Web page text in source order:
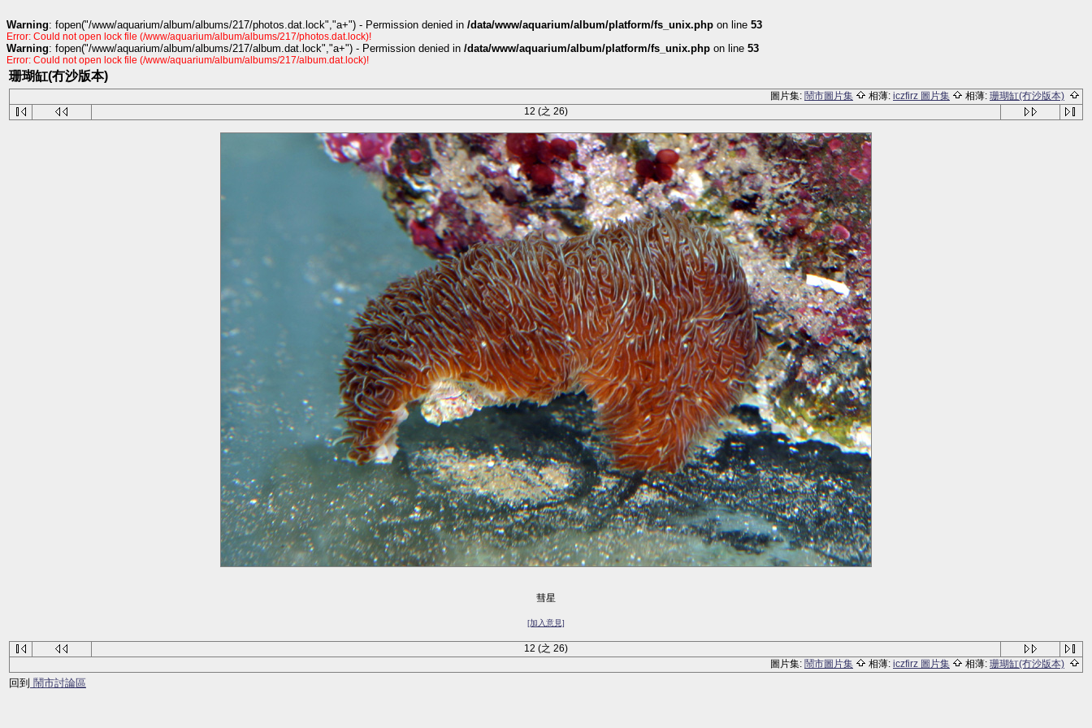
Warning: fopen("/www/aquarium/album/albums/217/photos.dat.lock","a+") - Permission denied in /data/www/aquarium/album/platform/fs_unix.php on line 53
Error: Could not open lock file (/www/aquarium/album/albums/217/photos.dat.lock)!
Warning: fopen("/www/aquarium/album/albums/217/album.dat.lock","a+") - Permission denied in /data/www/aquarium/album/platform/fs_unix.php on line 53
Error: Could not open lock file (/www/aquarium/album/albums/217/album.dat.lock)!
珊瑚缸(冇沙版本)
圖片集: 鬧市圖片集 相薄: iczfirz 圖片集 相薄: 珊瑚缸(冇沙版本)
12 (之 26)
彗星
[加入意見]
12 (之 26)
圖片集: 鬧市圖片集 相薄: iczfirz 圖片集 相薄: 珊瑚缸(冇沙版本)
回到 鬧市討論區